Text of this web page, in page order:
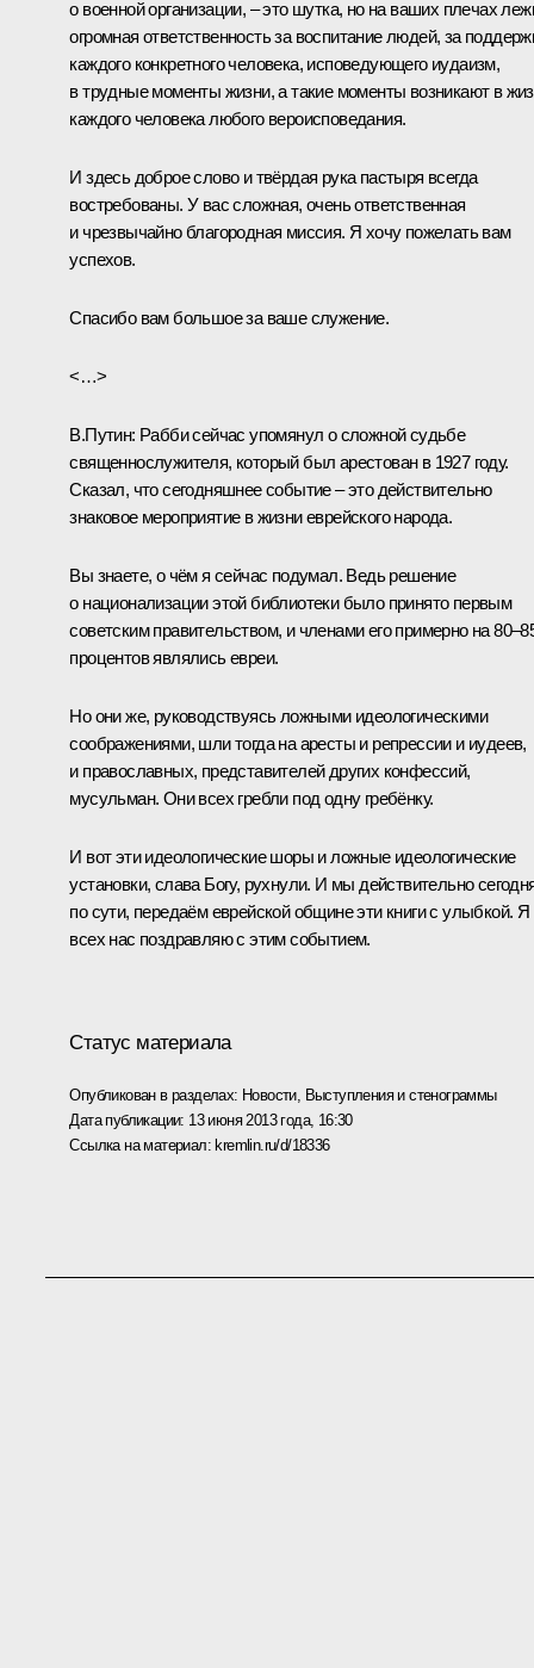
о военной организации, – это шутка, но на ваших плечах
огромная ответственность за воспитание людей, за
каждого конкретного человека, исповедующего иудаизм,
в трудные моменты жизни, а такие моменты возникают в
каждого человека любого вероисповедания.
И здесь доброе слово и твёрдая рука пастыря всегда
востребованы. У вас сложная, очень ответственная
и чрезвычайно благородная миссия. Я хочу пожелать вам
успехов.
Спасибо вам большое за ваше служение.
<…>
В.Путин: Рабби сейчас упомянул о сложной судьбе
священнослужителя, который был арестован в 1927 году.
Сказал, что сегодняшнее событие – это действительно
знаковое мероприятие в жизни еврейского народа.
Вы знаете, о чём я сейчас подумал. Ведь решение
о национализации этой библиотеки было принято первым
советским правительством, и членами его примерно на
процентов являлись евреи.
Но они же, руководствуясь ложными идеологическими
соображениями, шли тогда на аресты и репрессии и иудеев,
и православных, представителей других конфессий,
мусульман. Они всех гребли под одну гребёнку.
И вот эти идеологические шоры и ложные идеологические
установки, слава Богу, рухнули. И мы действительно
по сути, передаём еврейской общине эти книги с улыбкой. Я
всех нас поздравляю с этим событием.
Статус материала
Опубликован в разделах: Новости, Выступления и стенограммы
Дата публикации: 13 июня 2013 года, 16:30
Ссылка на материал: kremlin.ru/d/18336